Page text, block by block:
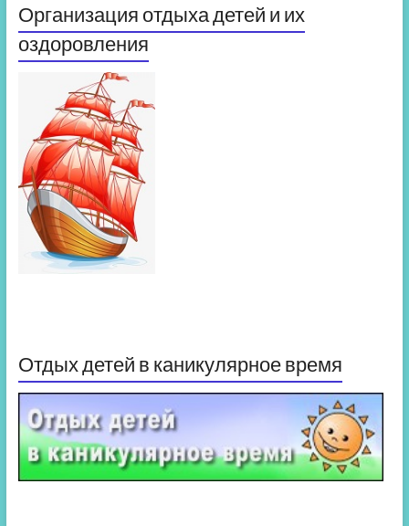
Организация отдыха детей и их
оздоровления
Отдых детей в каникулярное время